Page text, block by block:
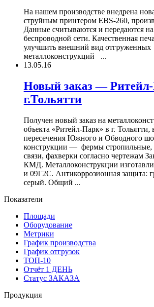
На нашем производстве внедрена
струйным принтером EBS-260,
Данные считываются и передаются
беспроводной сети. Качественная
улучшить внешний вид отгруженных
металлоконструкций ...
13.05.16
Новый заказ —
г.Тольятти
Получен новый заказ на
объекта «Ритейл-Парк» в г. Тольятти,
пересечения Южного и Обводного
конструкции — фермы стропильные,
связи, фахверки согласно чертежам
КМД. Металлоконструкции
и 09Г2С. Антикоррозионная защита:
серый. Общий ...
Показатели
Площади
Оборудование
Метрики
График производства
График отгрузок
ТОП-10
Отчёт 1 ДЕНЬ
Статус ЗАКАЗА
Продукция